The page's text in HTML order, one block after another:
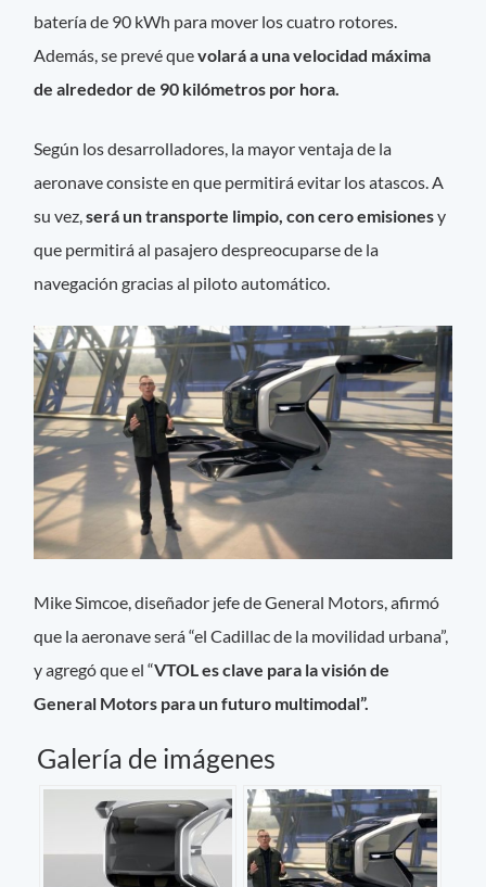
batería de 90 kWh para mover los cuatro rotores.
Además, se prevé quevolará a una velocidad máxima
de alrededor de 90 kilómetros por hora.
Según los desarrolladores, la mayor ventaja de la
aeronave consiste en que permitirá evitar los atascos. A
su vez,será un transporte limpio, con cero emisionesy
que permitirá al pasajero despreocuparse de la
navegación gracias al piloto automático.
Mike Simcoe, diseñador jefe de General Motors, afirmó
que la aeronave será “el Cadillac de la movilidad urbana”,
y agregó que el “VTOL es clave para la visión de
General Motors para un futuro multimodal”.
Galería de imágenes